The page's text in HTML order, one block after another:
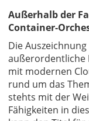
Außerhalb der
Container-
Die
außerordentliche
mit modernen
rund um das
stehts mit der
Fähigkeiten in